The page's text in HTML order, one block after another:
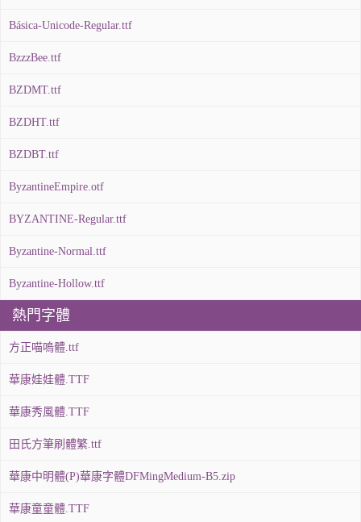
Básica-Unicode-Regular.ttf
BzzzBee.ttf
BZDMT.ttf
BZDHT.ttf
BZDBT.ttf
ByzantineEmpire.otf
BYZANTINE-Regular.ttf
Byzantine-Normal.ttf
Byzantine-Hollow.ttf
熱門字體
方正喵嗚體.ttf
華康娃娃體.TTF
華康秀風體.TTF
田氏方筆刷體繁.ttf
華康中明體(P)華康字體DFMingMedium-B5.zip
華康童童體.TTF